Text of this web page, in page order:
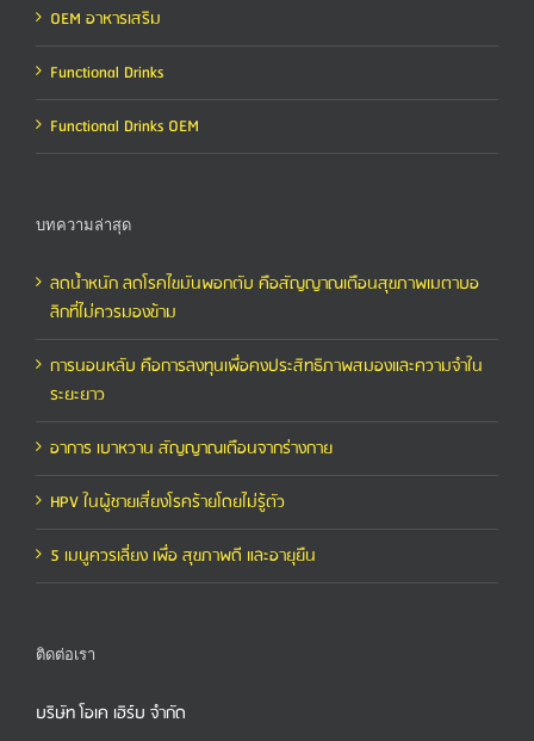
OEM อาหารเสริม
Functional Drinks
Functional Drinks OEM
บทความล่าสุด
ลดน้ำหนัก ลดโรคไขมันพอกตับ คือสัญญาณเตือนสุขภาพเมตาบอ
ลิกที่ไม่ควรมองข้าม
การนอนหลับ คือการลงทุนเพื่อคงประสิทธิภาพสมองและความจำใน
ระยะยาว
อาการ เบาหวาน สัญญาณเตือนจากร่างกาย
HPV ในผู้ชายเสี่ยงโรคร้ายโดยไม่รู้ตัว
5 เมนูควรเลี่ยง เพื่อ สุขภาพดี และอายุยืน
ติดต่อเรา
บริษัท โอเค เฮิร์บ จำกัด